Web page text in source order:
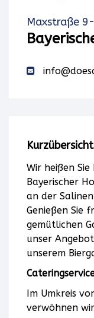
Daten
zu
Ihren
Bitte
lesen
Sie
Maxstraße
Kurzübersicht
Wir heißen
Bayerischer
an der
Genießen Sie
gemütlichen
unser
unserem
Im Umkreis
verwöhnen